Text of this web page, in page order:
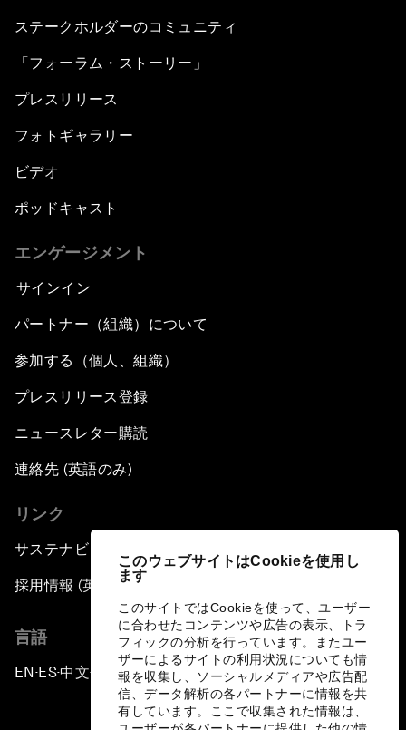
このウェブサイトはCookieを使用し
ます
このサイトではCookieを使って、ユーザー
に合わせたコンテンツや広告の表示、トラ
フィックの分析を行っています。またユー
ザーによるサイトの利用状況についても情
報を収集し、ソーシャルメディアや広告配
信、データ解析の各パートナーに情報を共
有しています。ここで収集された情報は、
ステークホルダーのコミュニティ
「フォーラム・ストーリー」
プレスリリース
フォトギャラリー
ビデオ
ポッドキャスト
エンゲージメント
サインイン
パートナー（組織）について
参加する（個人、組織）
プレスリリース登録
ニュースレター購読
連絡先 (英語のみ)
リンク
サステナビリティへの取り組み
採用情報 (英語のみ)
言語
EN ▪ES▪中文▪ 日本語